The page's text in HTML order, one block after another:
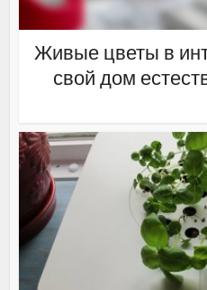
Живые цветы в
свой дом